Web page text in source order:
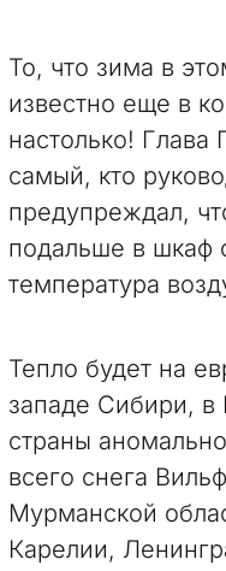
То, что зима в
известно еще в
настолько!
самый, кто
предупреждал,
подальше в шкаф
температура
Тепло будет на
западе Сибири, в
страны
всего снега
Мурманской
Карелии,